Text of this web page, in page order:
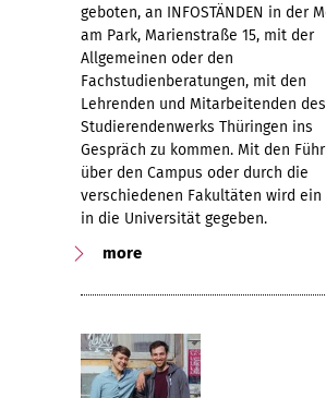
geboten, an INFOSTÄNDEN in der
am Park, Marienstraße 15, mit der
Allgemeinen oder den
Fachstudienberatungen, mit den
Lehrenden und Mitarbeitenden des
Studierendenwerks Thüringen ins
Gespräch zu kommen. Mit den
über den Campus oder durch die
verschiedenen Fakultäten wird ein
in die Universität gegeben.
more